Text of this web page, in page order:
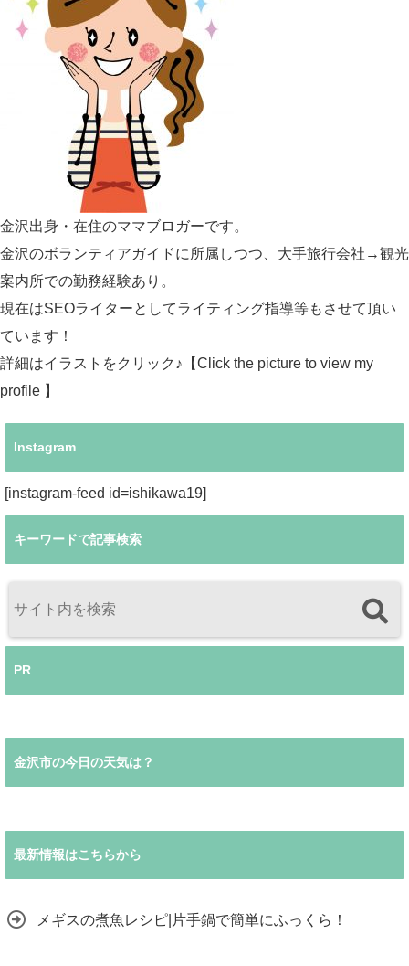
金沢出身・在住のママブロガーです。
金沢のボランティアガイドに所属しつつ、大手旅行会社→観光
案内所での勤務経験あり。
現在はSEOライターとしてライティング指導等もさせて頂い
ています！
詳細はイラストをクリック♪【Click the picture to view my
profile 】
Instagram
[instagram-feed id=ishikawa19]
キーワードで記事検索
PR
金沢市の今日の天気は？
最新情報はこちらから
メギスの煮魚レシピ|片手鍋で簡単にふっくら！